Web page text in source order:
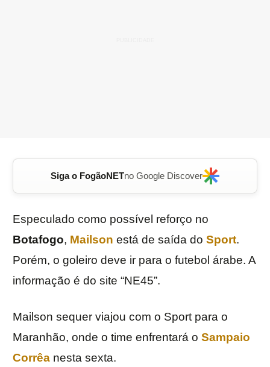
Siga o FogãoNETno Google Discover
Especulado como possível reforço no
Botafogo, Mailson está de saída do Sport.
Porém, o goleiro deve ir para o futebol árabe. A
informação é do site “NE45”.
Mailson sequer viajou com o Sport para o
Maranhão, onde o time enfrentará o Sampaio
Corrêa nesta sexta.